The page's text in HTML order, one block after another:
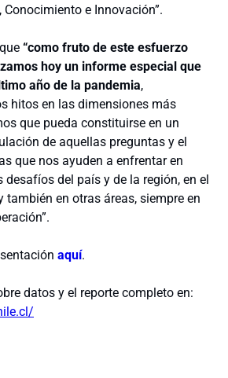
Conocimiento e Innovación”.
“como fruto de este esfuerzo
hoy un informe especial que
año de la pandemia,
hitos en las dimensiones más
que pueda constituirse en un
de aquellas preguntas y el
que nos ayuden a enfrentar en
del país y de la región, en el
en otras áreas, siempre en
aquí.
datos y el reporte completo en: